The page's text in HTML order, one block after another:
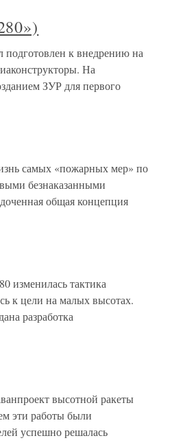
к внедрению на
На
ЗУР для первого
самых «пожарных мер» по
безнаказанными
общая концепция
изменилась тактика
к цели на малых высотах.
разработка
высотной ракеты
эти работы были
успешно решалась